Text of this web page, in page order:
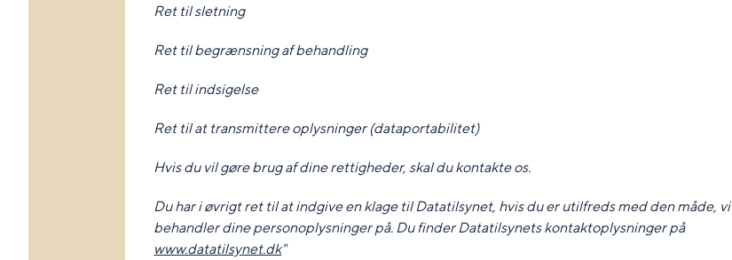
Ret til sletning
Ret til begrænsning af behandling
Ret til indsigelse
Ret til at transmittere oplysninger (dataportabilitet)
Hvis du vil gøre brug af dine rettigheder, skal du kontakte os.
Du har i øvrigt ret til at indgive en klage til Datatilsynet, hvis du er utilfreds med den måde, vi
behandler dine personoplysninger på. Du finder Datatilsynets kontaktoplysninger på
www.datatilsynet.dk"